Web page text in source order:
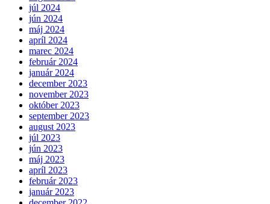
júl 2024
jún 2024
máj 2024
apríl 2024
marec 2024
február 2024
január 2024
december 2023
november 2023
október 2023
september 2023
august 2023
júl 2023
jún 2023
máj 2023
apríl 2023
február 2023
január 2023